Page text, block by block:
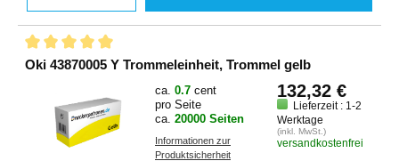
Oki 43870005 Y Trommeleinheit, Trommel gelb
ca. 0.7 cent
pro Seite
ca. 20000 Seiten
Informationen zur
Produktsicherheit
132,32 €
Lieferzeit : 1-2
Werktage
(inkl. MwSt.)
versandkostenfrei